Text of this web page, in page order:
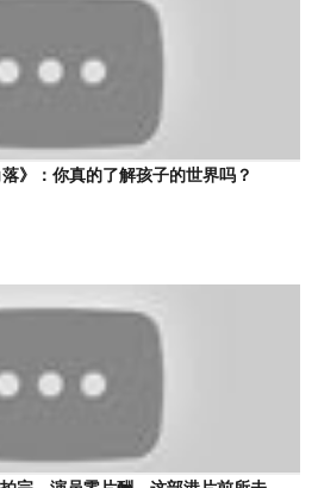
》：你真的了解孩子的世界吗？